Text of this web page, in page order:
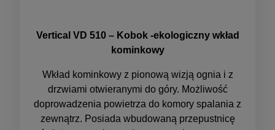
Vertical VD 510 – Kobok -ekologiczny wkład
kominkowy
Wkład kominkowy z pionową wizją ognia i z
drzwiami otwieranymi do góry. Możliwość
doprowadzenia powietrza do komory spalania z
zewnątrz. Posiada wbudowaną przepustnicę